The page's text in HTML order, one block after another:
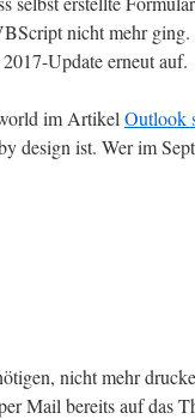
nicht mehr ging.
Update erneut auf.
im Artikel Outlook
design ist. Wer im
nicht mehr
Mail bereits auf das